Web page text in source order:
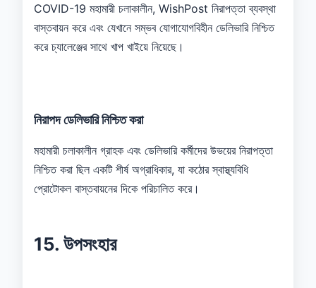
COVID-19 মহামারী চলাকালীন, WishPost নিরাপত্তা ব্যবস্থা
বাস্তবায়ন করে এবং যেখানে সম্ভব যোগাযোগবিহীন ডেলিভারি নিশ্চিত
করে চ্যালেঞ্জের সাথে খাপ খাইয়ে নিয়েছে।
নিরাপদ ডেলিভারি নিশ্চিত করা
মহামারী চলাকালীন গ্রাহক এবং ডেলিভারি কর্মীদের উভয়ের নিরাপত্তা
নিশ্চিত করা ছিল একটি শীর্ষ অগ্রাধিকার, যা কঠোর স্বাস্থ্যবিধি
প্রোটোকল বাস্তবায়নের দিকে পরিচালিত করে।
15. উপসংহার